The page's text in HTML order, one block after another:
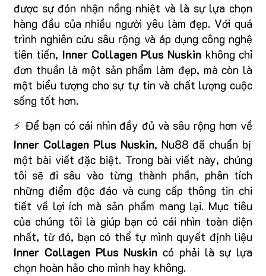
được sự đón nhận nồng nhiệt và là sự lựa chọn
hàng đầu của nhiều người yêu làm đẹp. Với quá
trình nghiên cứu sâu rộng và áp dụng công nghệ
tiên tiến, Inner Collagen Plus Nuskin không chỉ
đơn thuần là một sản phẩm làm đẹp, mà còn là
một biểu tượng cho sự tự tin và chất lượng cuộc
sống tốt hơn.
⚡ Để bạn có cái nhìn đầy đủ và sâu rộng hơn về
Inner Collagen Plus Nuskin, Nu88 đã chuẩn bị
một bài viết đặc biệt. Trong bài viết này, chúng
tôi sẽ đi sâu vào từng thành phần, phân tích
những điểm độc đáo và cung cấp thông tin chi
tiết về lợi ích mà sản phẩm mang lại. Mục tiêu
của chúng tôi là giúp bạn có cái nhìn toàn diện
nhất, từ đó, bạn có thể tự mình quyết định liệu
Inner Collagen Plus Nuskin có phải là sự lựa
chọn hoàn hảo cho mình hay không.